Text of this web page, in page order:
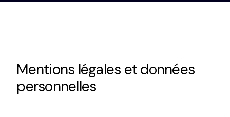
Mentions légales et données
personnelles